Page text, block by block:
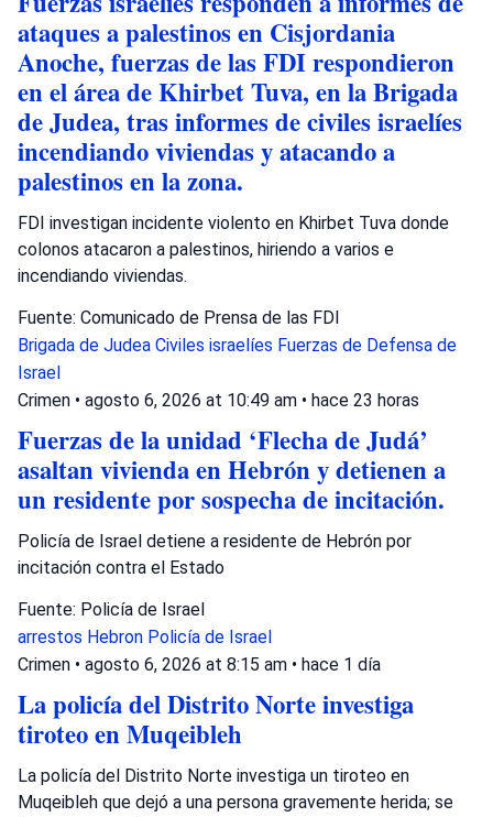
ataques a palestinos en Cisjordania
Anoche, fuerzas de las FDI respondieron
en el área de Khirbet Tuva, en la Brigada
de Judea, tras informes de civiles israelíes
incendiando viviendas y atacando a
palestinos en la zona.
FDI investigan incidente violento en Khirbet Tuva donde
colonos atacaron a palestinos, hiriendo a varios e
incendiando viviendas.
Fuente: Comunicado de Prensa de las FDI
Brigada de Judea Civiles israelíes Fuerzas de Defensa de
Israel
Crimen • agosto 6, 2026 at 10:49 am • hace 23 horas
Fuerzas de la unidad ‘Flecha de Judá’
asaltan vivienda en Hebrón y detienen a
un residente por sospecha de incitación.
Policía de Israel detiene a residente de Hebrón por
incitación contra el Estado
Fuente: Policía de Israel
arrestos Hebron Policía de Israel
Crimen • agosto 6, 2026 at 8:15 am • hace 1 día
La policía del Distrito Norte investiga
tiroteo en Muqeibleh
La policía del Distrito Norte investiga un tiroteo en
Muqeibleh que dejó a una persona gravemente herida; se